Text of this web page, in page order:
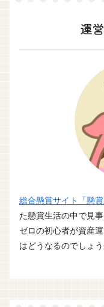
運
総合懸賞サイト「懸賞
た懸賞生活の中で見
ゼロの初心者が資産
はどうなるのでしょう